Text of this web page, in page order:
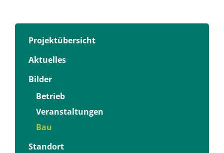
Projektübersicht
Aktuelles
Bilder
Betrieb
Veranstaltungen
Bau
Standort